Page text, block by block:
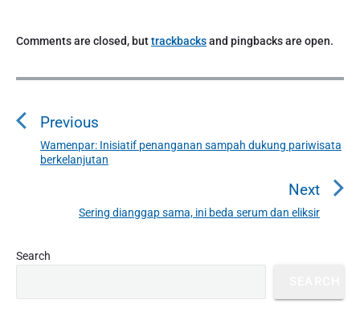
Comments are closed, buttrackbacksand pingbacks are open.
P
s
g
t
Previous
P
r
o
u
Wamenpar: Inisiatif penanganan sampah dukung pariwisata
berkelanjutan
Next
N
Sering dianggap sama, ini beda serum dan eliksir
P
Search